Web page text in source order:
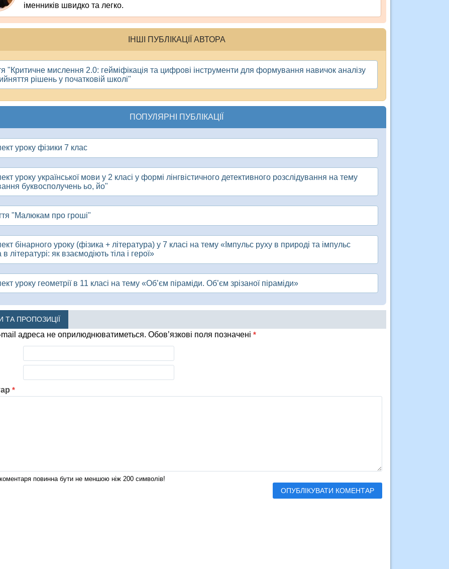
іменників швидко та легко.
ІНШІ ПУБЛІКАЦІЇ АВТОРА
"Критичне мислення 2.0: гейміфікація та цифрові інструменти для формування навичок аналізу
рішень у початковій школі"
ПОПУЛЯРНІ ПУБЛІКАЦІЇ
уроку фізики 7 клас
уроку української мови у 2 класі у формі лінгвістичного детективного розслідування на тему
буквосполучень ьо, йо"
"Малюкам про гроші"
бінарного уроку (фізика + література) у 7 класі на тему «Імпульс руху в природі та імпульс
літературі: як взаємодіють тіла і герої»
уроку геометрії в 11 класі на тему «Об’єм піраміди. Об’єм зрізаної піраміди»
ТА ПРОПОЗИЦІЇ
адреса не оприлюднюватиметься. Обов’язкові поля позначені *
*
повинна бути не меншою ніж 200 символів!